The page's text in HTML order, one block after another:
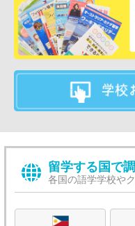
留学する国で
各国の語学学校や